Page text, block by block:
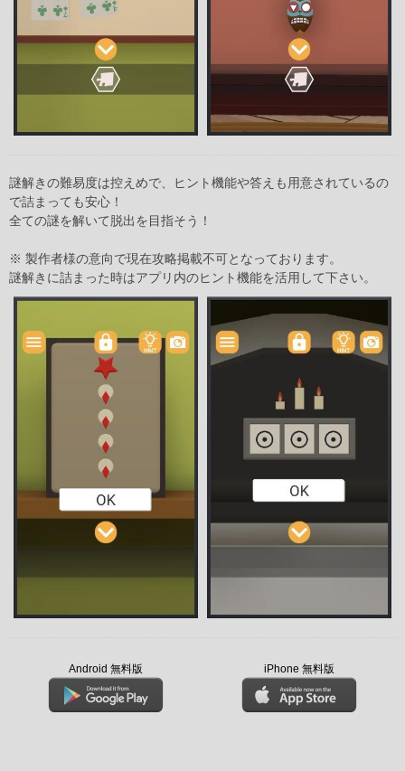
謎解きの難易度は控えめで、ヒント機能や答えも用意されているの
で詰まっても安心！
全ての謎を解いて脱出を目指そう！
※ 製作者様の意向で現在攻略掲載不可となっております。
謎解きに詰まった時はアプリ内のヒント機能を活用して下さい。
Android 無料版 iPhone 無料版